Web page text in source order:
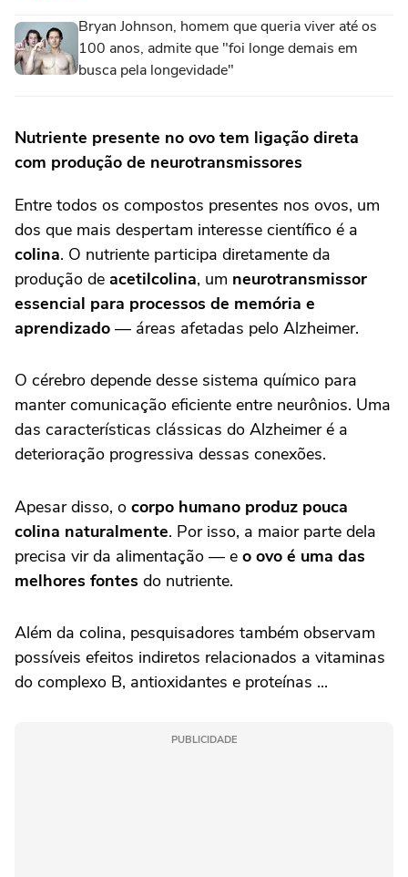
Bryan Johnson, homem que queria viver até os
100 anos, admite que "foi longe demais em
busca pela longevidade"
Nutriente presente no ovo tem ligação direta
com produção de neurotransmissores
Entre todos os compostos presentes nos ovos, um
dos que mais despertam interesse científico é a
colina. O nutriente participa diretamente da
produção de acetilcolina, um neurotransmissor
essencial para processos de memória e
aprendizado — áreas afetadas pelo Alzheimer.
O cérebro depende desse sistema químico para
manter comunicação eficiente entre neurônios. Uma
das características clássicas do Alzheimer é a
deterioração progressiva dessas conexões.
Apesar disso, o corpo humano produz pouca
colina naturalmente. Por isso, a maior parte dela
precisa vir da alimentação — e o ovo é uma das
melhores fontes do nutriente.
Além da colina, pesquisadores também observam
possíveis efeitos indiretos relacionados a vitaminas
do complexo B, antioxidantes e proteínas ...
PUBLICIDADE